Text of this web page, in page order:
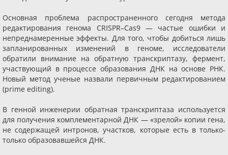
Основная проблема распространенного сегодня метода
редактирования генома CRISPR–Cas9 — частые ошибки и
непреднамеренные эффекты. Для того, чтобы добиться лишь
запланированных изменений в геноме, исследователи
обратили внимание на обратную транскриптазу, фермент,
участвующий в процессе образования ДНК на основе РНК.
Новый метод ученые назвали первичным редактированием
(prime editing).
В генной инженерии обратная транскриптаза используется
для получения комплементарной ДНК — «зрелой» копии гена,
не содержащей интронов, участков, которые есть в только-
только образовавшейся ДНК.